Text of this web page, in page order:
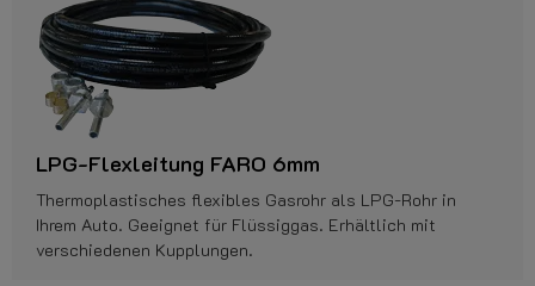
LPG-Flexleitung FARO 6mm
Thermoplastisches flexibles Gasrohr als LPG-Rohr in
Ihrem Auto. Geeignet für Flüssiggas. Erhältlich mit
verschiedenen Kupplungen.